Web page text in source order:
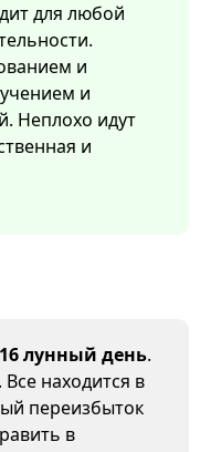
для любой
и
и
Неплохо идут
и
16 лунный день.
находится в
переизбыток
в